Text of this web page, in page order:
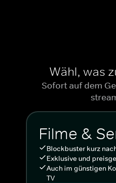
Wähl, was
Sofort auf dem
Filme &
Blockbuster kurz
Exklusive und
Auch im günstigen
TV